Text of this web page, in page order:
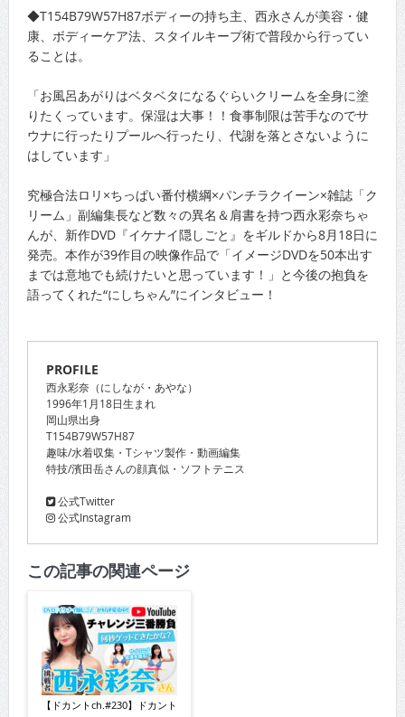
◆T154B79W57H87ボディーの持ち主、西永さんが美容・健
康、ボディーケア法、スタイルキープ術で普段から行ってい
ることは。
「お風呂あがりはベタベタになるぐらいクリームを全身に塗
りたくっています。保湿は大事！！食事制限は苦手なのでサ
ウナに行ったりプールへ行ったり、代謝を落とさないように
はしています」
究極合法ロリ×ちっぱい番付横綱×パンチラクイーン×雑誌「ク
リーム」副編集長など数々の異名＆肩書を持つ西永彩奈ちゃ
んが、新作DVD『イケナイ隠しごと』をギルドから8月18日に
発売。本作が39作目の映像作品で「イメージDVDを50本出す
までは意地でも続けたいと思っています！」と今後の抱負を
語ってくれた“にしちゃん”にインタビュー！
PROFILE
西永彩奈（にしなが・あやな）
1996年1月18日生まれ
岡山県出身
T154B79W57H87
趣味/水着収集・Tシャツ製作・動画編集
特技/濱田岳さんの顔真似・ソフトテニス
公式Twitter
公式Instagram
この記事の関連ページ
【ドカントch.#230】ドカント